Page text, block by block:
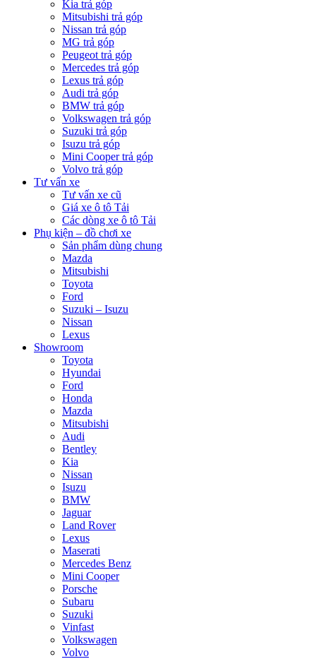
Kia trả góp
Mitsubishi trả góp
Nissan trả góp
MG trả góp
Peugeot trả góp
Mercedes trả góp
Lexus trả góp
Audi trả góp
BMW trả góp
Volkswagen trả góp
Suzuki trả góp
Isuzu trả góp
Mini Cooper trả góp
Volvo trả góp
Tư vấn xe
Tư vấn xe cũ
Giá xe ô tô Tải
Các dòng xe ô tô Tải
Phụ kiện – đồ chơi xe
Sản phẩm dùng chung
Mazda
Mitsubishi
Toyota
Ford
Suzuki – Isuzu
Nissan
Lexus
Showroom
Toyota
Hyundai
Ford
Honda
Mazda
Mitsubishi
Audi
Bentley
Kia
Nissan
Isuzu
BMW
Jaguar
Land Rover
Lexus
Maserati
Mercedes Benz
Mini Cooper
Porsche
Subaru
Suzuki
Vinfast
Volkswagen
Volvo